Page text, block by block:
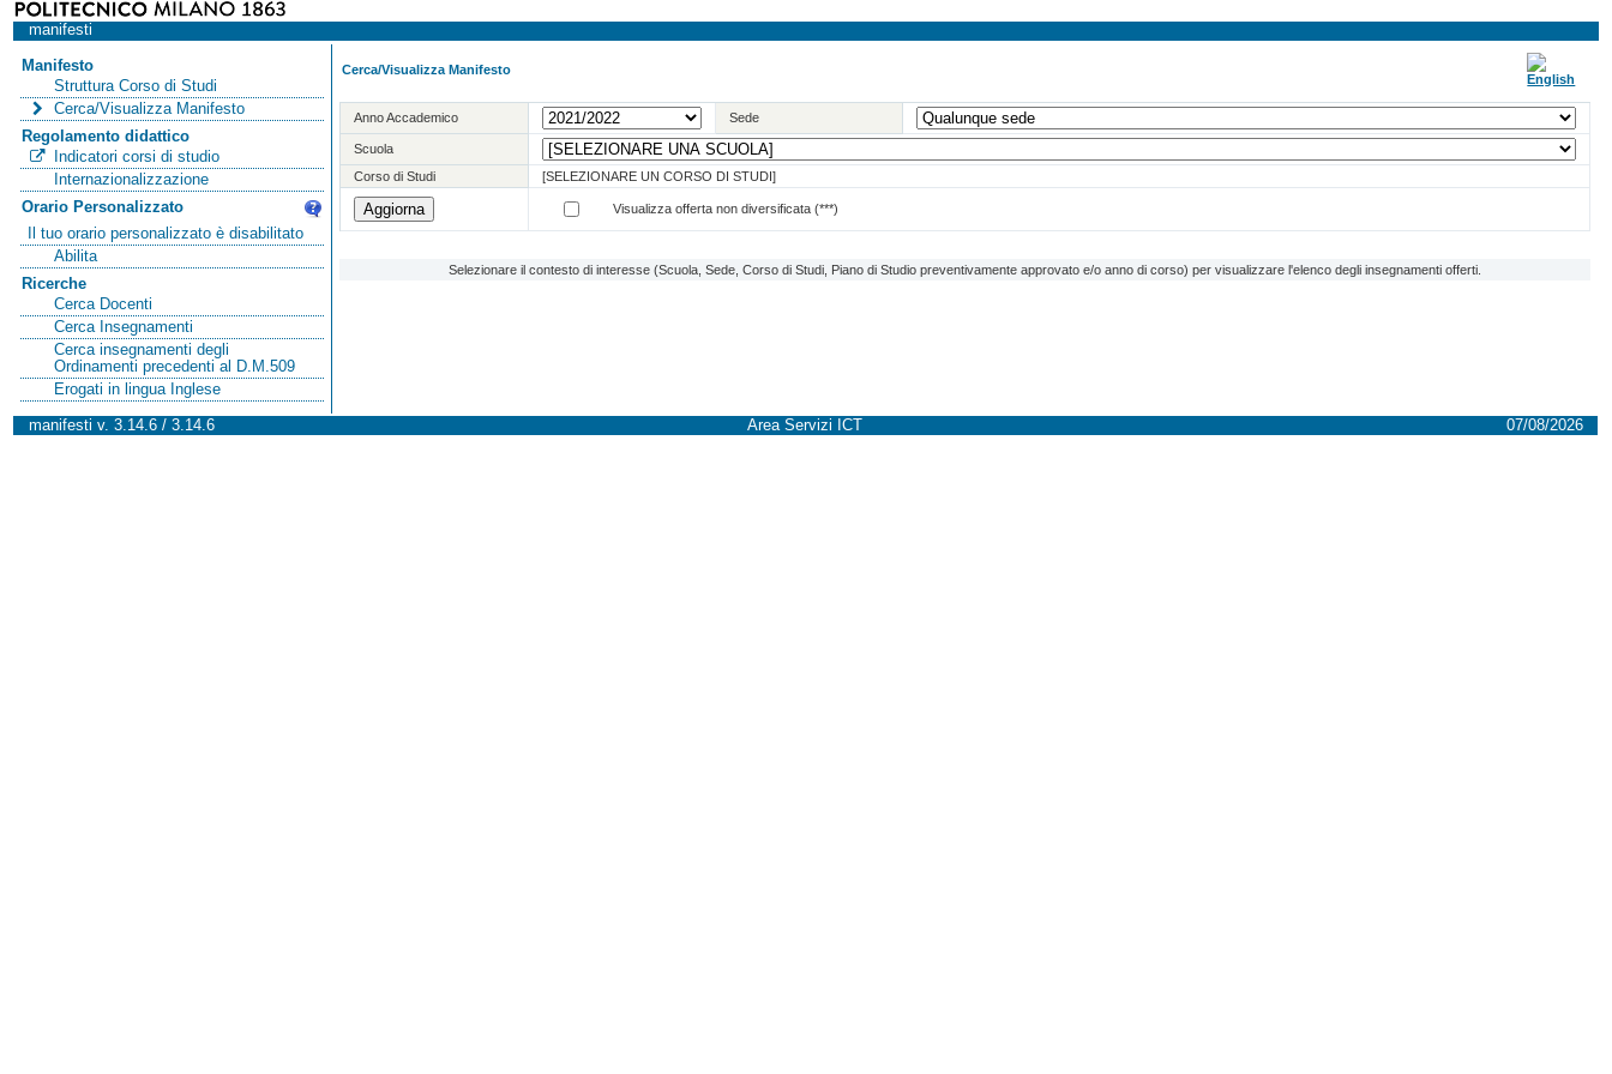
manifesti
Manifesto
Struttura Corso di Studi
Cerca/Visualizza Manifesto
Regolamento didattico
Indicatori corsi di studio
Internazionalizzazione
Orario Personalizzato
Il tuo orario personalizzato è disabilitato
Abilita
Ricerche
Cerca Docenti
Cerca Insegnamenti
Cerca insegnamenti degli
Ordinamenti precedenti al D.M.509
Erogati in lingua Inglese
Cerca/Visualizza Manifesto
Anno Accademico Sede
Scuola
Corso di Studi
[SELEZIONARE UN CORSO DI STUDI]
Visualizza offerta non diversificata (***)
Selezionare il contesto di interesse (Scuola, Sede, Corso di Studi, Piano di Studio preventivamente approvato e/o anno di corso) per visualizzare l'elenco degli insegnamenti offerti.
manifesti v. 3.14.6 / 3.14.6 Area Servizi ICT 07/08/2026